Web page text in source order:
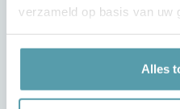
verzameld op basis van uw
Alles
Werken bij Passie voor Slapen
Privacy Verklaring